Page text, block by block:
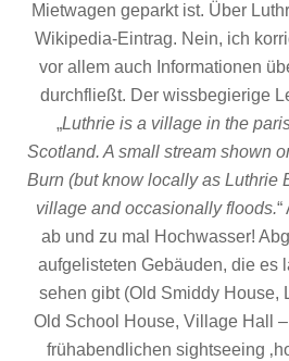
Mietwagen geparkt ist. Über
Wikipedia-Eintrag. Nein, ich
vor allem auch Informationen
durchfließt. Der wissbegierige
„Luthrie is a village in the
Scotland. A small stream shown
Burn (but know locally as Luthrie
village and occasionally floods.
ab und zu mal Hochwasser!
aufgelisteten Gebäuden, die es
sehen gibt (Old Smiddy House,
Old School House, Village Hall
frühabendlichen sightseeing